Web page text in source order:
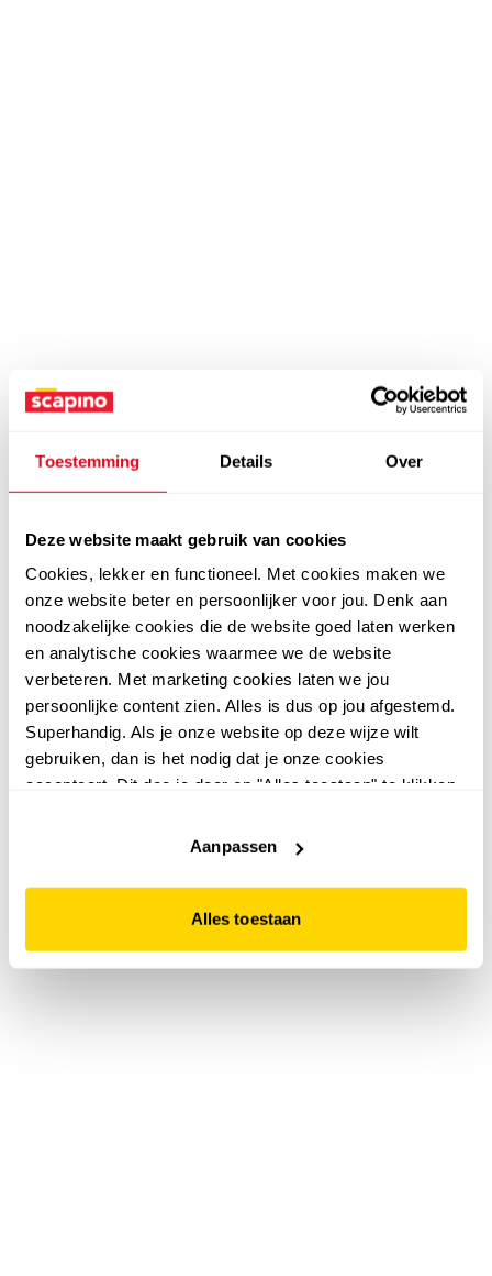
Toestemming Details Over
Deze website maakt gebruik van cookies
Cookies, lekker en functioneel. Met cookies maken we
onze website beter en persoonlijker voor jou. Denk aan
noodzakelijke cookies die de website goed laten werken
en analytische cookies waarmee we de website
verbeteren. Met marketing cookies laten we jou
persoonlijke content zien. Alles is dus op jou afgestemd.
Superhandig. Als je onze website op deze wijze wilt
gebruiken, dan is het nodig dat je onze cookies
accepteert. Dit doe je door op "Alles toestaan" te klikken.
website niet optimaal functioneert.
Aanpassen
Alles toestaan